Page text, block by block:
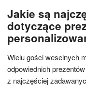
Jakie są
dotyczące
Wielu gości weselnych
odpowiednich
z najczęściej